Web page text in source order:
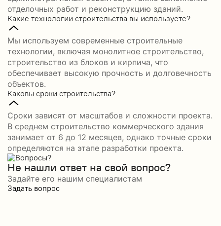
отделочных работ и реконструкцию зданий.
Какие технологии строительства вы используете?
Мы используем современные строительные
технологии, включая монолитное строительство,
строительство из блоков и кирпича, что
обеспечивает высокую прочность и долговечность
объектов.
Каковы сроки строительства?
Сроки зависят от масштабов и сложности проекта.
В среднем строительство коммерческого здания
занимает от 6 до 12 месяцев, однако точные сроки
определяются на этапе разработки проекта.
Не нашли ответ на свой вопрос?
Задайте его нашим специалистам
Задать вопрос